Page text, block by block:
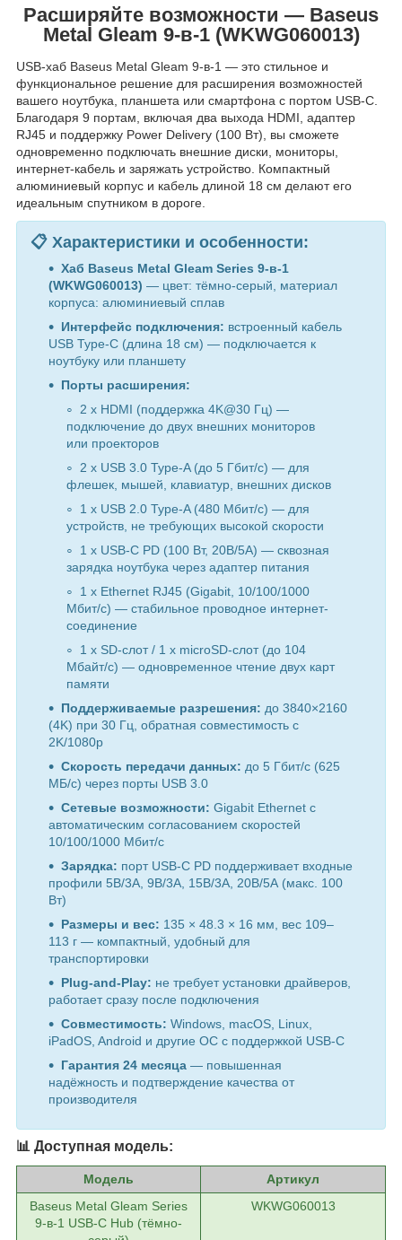
Расширяйте возможности — Baseus
Metal Gleam 9‑в‑1 (WKWG060013)
USB-хаб Baseus Metal Gleam 9-в-1 — это стильное и
функциональное решение для расширения возможностей
вашего ноутбука, планшета или смартфона с портом USB-C.
Благодаря 9 портам, включая два выхода HDMI, адаптер
RJ45 и поддержку Power Delivery (100 Вт), вы сможете
одновременно подключать внешние диски, мониторы,
интернет-кабель и заряжать устройство. Компактный
алюминиевый корпус и кабель длиной 18 см делают его
идеальным спутником в дороге.
📋 Характеристики и особенности:
Хаб Baseus Metal Gleam Series 9‑в‑1
(WKWG060013) — цвет: тёмно-серый, материал
корпуса: алюминиевый сплав
Интерфейс подключения: встроенный кабель
USB Type-C (длина 18 см) — подключается к
ноутбуку или планшету
Порты расширения:
2 x HDMI (поддержка 4K@30 Гц) —
подключение до двух внешних мониторов
или проекторов
2 x USB 3.0 Type-A (до 5 Гбит/с) — для
флешек, мышей, клавиатур, внешних дисков
1 x USB 2.0 Type-A (480 Мбит/с) — для
устройств, не требующих высокой скорости
1 x USB-C PD (100 Вт, 20В/5А) — сквозная
зарядка ноутбука через адаптер питания
1 x Ethernet RJ45 (Gigabit, 10/100/1000
Мбит/с) — стабильное проводное интернет-
соединение
1 x SD-слот / 1 x microSD-слот (до 104
Мбайт/с) — одновременное чтение двух карт
памяти
Поддерживаемые разрешения: до 3840×2160
(4K) при 30 Гц, обратная совместимость с
2K/1080p
Скорость передачи данных: до 5 Гбит/с (625
МБ/с) через порты USB 3.0
Сетевые возможности: Gigabit Ethernet с
автоматическим согласованием скоростей
10/100/1000 Мбит/с
Зарядка: порт USB-C PD поддерживает входные
профили 5В/3А, 9В/3А, 15В/3А, 20В/5А (макс. 100
Вт)
Размеры и вес: 135 × 48.3 × 16 мм, вес 109–
113 г — компактный, удобный для
транспортировки
Plug-and-Play: не требует установки драйверов,
работает сразу после подключения
Совместимость: Windows, macOS, Linux,
iPadOS, Android и другие ОС с поддержкой USB-C
Гарантия 24 месяца — повышенная
надёжность и подтверждение качества от
производителя
📊 Доступная модель:
Модель
Артикул
Baseus Metal Gleam Series
9‑в‑1 USB‑C Hub (тёмно-
WKWG060013